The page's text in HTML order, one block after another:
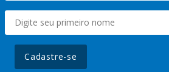
Cadastre-se